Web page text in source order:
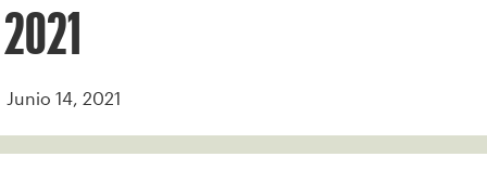
2021
Junio 14, 2021